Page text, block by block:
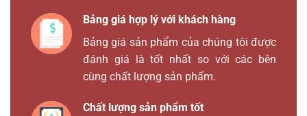
Bảng giá hợp lý với khách hàng
Bảng giá sản phẩm của chúng tôi được
đánh giá là tốt nhất so với các bên
cùng chất lượng sản phẩm.
Chất lượng sản phẩm tốt